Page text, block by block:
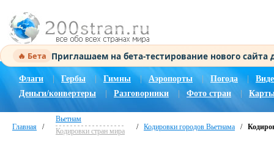
🔥 Бета Приглашаем на бета-тестирование нового
Флаги Гербы Гимны | Аэропорты Погода |
Деньги/конвертеры
Разговорники Фото стран
Главная /
Вьетнам
Кодировки стран мира
/ Кодировки городов Вьетнама /